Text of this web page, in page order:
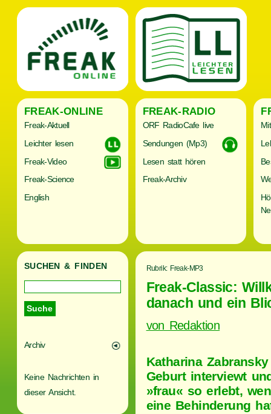
FREAK-ONLINE
Freak-Aktuell
Leichter lesen
Freak-Video
Freak-Science
English
FREAK-RADIO
ORF RadioCafe live
Sendungen (Mp3)
Lesen statt hören
Freak-Archiv
SUCHEN & FINDEN
Archiv
Keine Nachrichten in
dieser Ansicht.
Rubrik: Freak-MP3
Freak-Classic:
danach und ein
von Redaktion
Katharina
Geburt interviewt
»frau« so erlebt,
eine Behinderung